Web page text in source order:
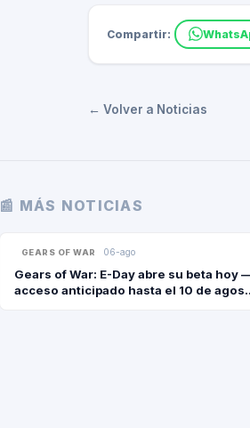
Compartir:
← Volver a Noticias
📰 MÁS NOTICIAS
GEARS OF WAR 06-ago
Gears of War: E-Day abre su beta hoy
acceso anticipado hasta el 10 de